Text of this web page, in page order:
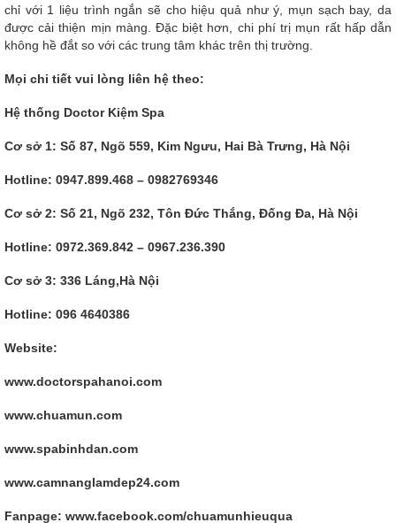
chỉ với 1 liệu trình ngắn sẽ cho hiệu quả như ý, mụn sạch bay, da
được cải thiện mịn màng. Đặc biệt hơn, chi phí trị mụn rất hấp dẫn
không hề đắt so với các trung tâm khác trên thị trường.
Mọi chi tiết vui lòng liên hệ theo:
Hệ thống Doctor Kiệm Spa
Cơ sở 1: Số 87, Ngõ 559, Kim Ngưu, Hai Bà Trưng, Hà Nội
Hotline: 0947.899.468 – 0982769346
Cơ sở 2: Số 21, Ngõ 232, Tôn Đức Thắng, Đống Đa, Hà Nội
Hotline: 0972.369.842 – 0967.236.390
Cơ sở 3: 336 Láng,Hà Nội
Hotline: 096 4640386
Website:
www.doctorspahanoi.com
www.chuamun.com
www.spabinhdan.com
www.camnanglamdep24.com
Fanpage: www.facebook.com/chuamunhieuqua